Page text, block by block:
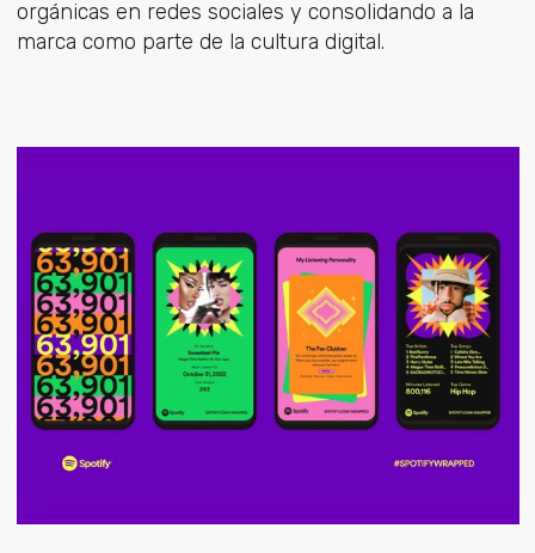
orgánicas en redes sociales y consolidando a la
marca como parte de la cultura digital.